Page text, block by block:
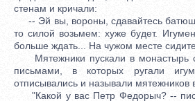
стенам и кричали:
-- Эй вы, вороны, сдавайтесь
то силой возьмем: хуже будет.
больше ждать... На чужом месте
Мятежники пускали в монастырь
письмами, в которых ругали
отписывались и называли мятежников
"Какой у вас Петр Федорыч? --